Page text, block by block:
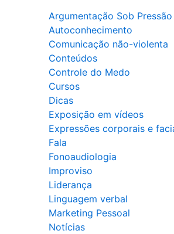
Argumentação Sob Pressão
Autoconhecimento
Comunicação não-violenta
Conteúdos
Controle do Medo
Cursos
Dicas
Exposição em vídeos
Expressões corporais e
Fala
Fonoaudiologia
Improviso
Liderança
Linguagem verbal
Marketing Pessoal
Notícias